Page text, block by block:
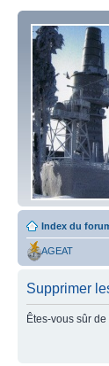
Index du
AGEAT
Supprimer
Êtes-vous sûr